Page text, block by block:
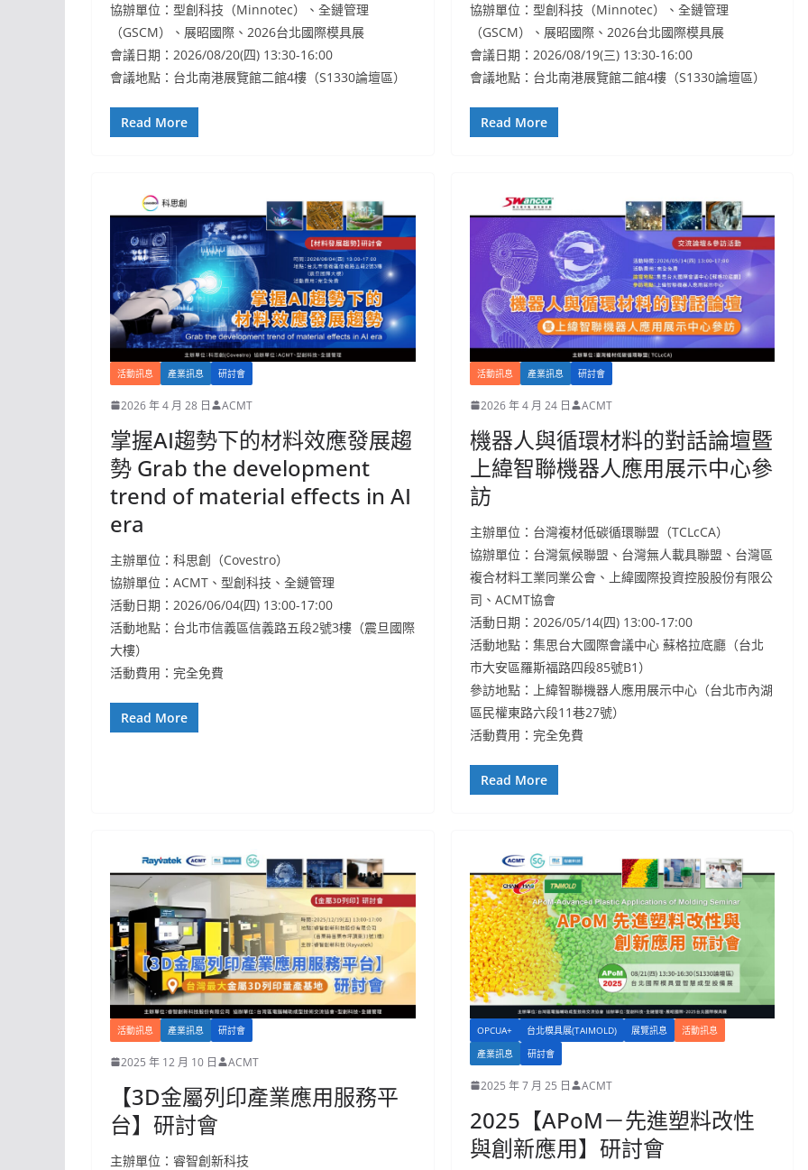
協辦單位：型創科技（Minnotec）、全鏈管理
（GSCM）、展昭國際、2026台北國際模具展
會議日期：2026/08/20(四) 13:30-16:00
會議地點：台北南港展覽館二館4樓（S1330論壇區）
Read More
協辦單位：型創科技（Minnotec）、全鏈管理
（GSCM）、展昭國際、2026台北國際模具展
會議日期：2026/08/19(三) 13:30-16:00
會議地點：台北南港展覽館二館4樓（S1330論壇區）
Read More
活動訊息 產業訊息 研討會
2026 年 4 月 28 日 ACMT
掌握AI趨勢下的材料效應發展趨
勢 Grab the development
trend of material effects in AI
era
主辦單位：科思創（Covestro）
協辦單位：ACMT、型創科技、全鏈管理
活動日期：2026/06/04(四) 13:00-17:00
活動地點：台北市信義區信義路五段2號3樓（震旦國際
大樓）
活動費用：完全免費
Read More
活動訊息 產業訊息 研討會
2026 年 4 月 24 日 ACMT
機器人與循環材料的對話論壇暨
上緯智聯機器人應用展示中心參
訪
主辦單位：台灣複材低碳循環聯盟（TCLcCA）
協辦單位：台灣氣候聯盟、台灣無人載具聯盟、台灣區
複合材料工業同業公會、上緯國際投資控股股份有限公
司、ACMT協會
活動日期：2026/05/14(四) 13:00-17:00
活動地點：集思台大國際會議中心 蘇格拉底廳（台北
市大安區羅斯福路四段85號B1）
參訪地點：上緯智聯機器人應用展示中心（台北市內湖
區民權東路六段11巷27號）
活動費用：完全免費
Read More
活動訊息 產業訊息 研討會
2025 年 12 月 10 日 ACMT
【3D金屬列印產業應用服務平
台】研討會
主辦單位：睿智創新科技
OPCUA+ 台北模具展(TAIMOLD) 展覽訊息
活動訊息
產業訊息
研討會
2025 年 7 月 25 日 ACMT
2025【APoM－先進塑料改性
與創新應用】研討會